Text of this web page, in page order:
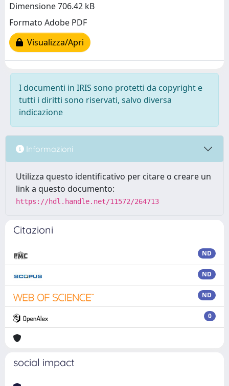
Dimensione 706.42 kB
Formato Adobe PDF
Visualizza/Apri
I documenti in IRIS sono protetti da copyright e
tutti i diritti sono riservati, salvo diversa
indicazione
Informazioni
Utilizza questo identificativo per citare o creare un
link a questo documento:
https://hdl.handle.net/11572/264713
Citazioni
ND
ND
ND
0
social impact